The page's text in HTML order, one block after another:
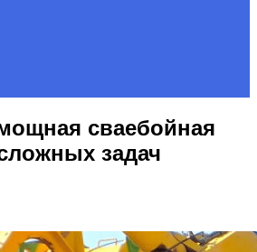
сваебойная
задач